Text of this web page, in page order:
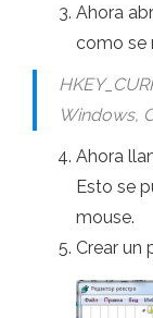
Ahora
como se
Windows,
Ahora
Esto se
mouse.
Crear un